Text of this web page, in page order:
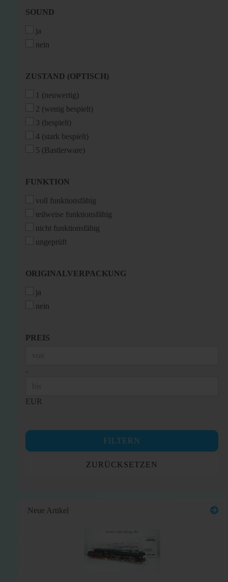
SOUND
SOUND
ja
nein
ZUSTAND
ZUSTAND (OPTISCH)
1 (neuwertig)
2 (wenig bespielt)
3 (bespielt)
4 (stark bespielt)
5 (Bastlerware)
FUNKTION
FUNKTION
voll funktionsfähig
teilweise funktionsfähig
nicht funktionsfähig
ungeprüft
ORIGINALVERPACKUNG
ORIGINALVERPACKUNG
ja
nein
PREIS
PREIS
-
EUR
FILTERN
ZURÜCKSETZEN
Neue Artikel